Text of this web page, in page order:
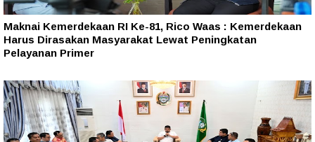
Maknai Kemerdekaan RI Ke-81, Rico Waas : Kemerdekaan
Harus Dirasakan Masyarakat Lewat Peningkatan
Pelayanan Primer